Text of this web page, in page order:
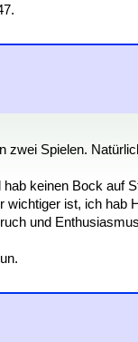
zwei Spielen.
keinen Bock auf
wichtiger ist, ich
und